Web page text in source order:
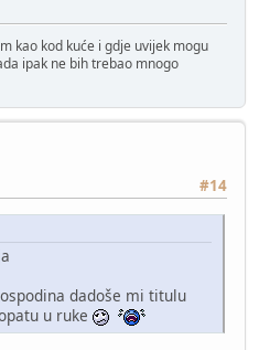
kao kod kuće i gdje uvijek mogu
ipak ne bih trebao mnogo
#14
dadoše mi titulu
u ruke